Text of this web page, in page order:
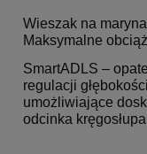
Wieszak na
Maksymalne
SmartADLS –
regulacji
umożliwiające
odcinka